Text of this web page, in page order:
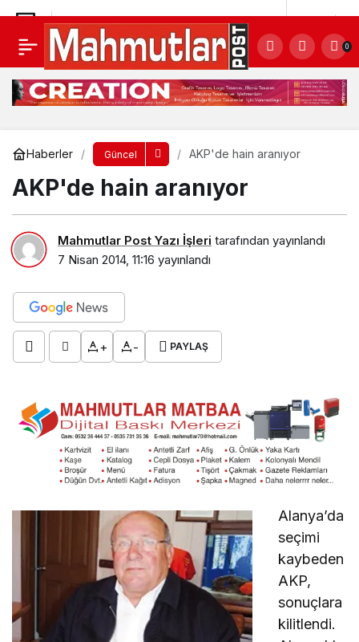
0
Haberler Güncel AKP'de hain aranıyor
AKP'de hain aranıyor
Mahmutlar Post Yazı İşleri tarafından yayınlandı
7 Nisan 2014, 11:16 yayınlandı
+ - PAYLAŞ
Alanya’da
seçimi
kaybeden
AKP,
sonuçlara
kilitlendi.
AKP'de hain aranıyor Yorum Yap